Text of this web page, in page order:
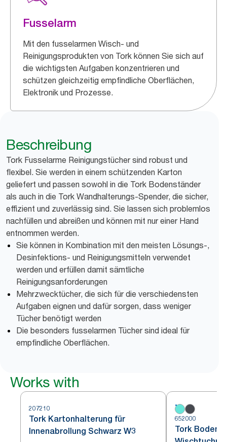
Fusselarm
Mit den fusselarmen Wisch- und
Reinigungsprodukten von Tork können Sie sich auf
die wichtigsten Aufgaben konzentrieren und
schützen gleichzeitig empfindliche Oberflächen,
Elektronik und Prozesse.
Beschreibung
Tork Fusselarme Reinigungstücher sind robust und
flexibel. Sie werden in einem schützenden Karton
geliefert und passen sowohl in die Tork Bodenständer
als auch in die Tork Wandhalterungs-Spender, die sicher,
effizient und zuverlässig sind. Sie lassen sich problemlos
nachfüllen und abreißen und können mit nur einer Hand
entnommen werden.
Sie können in Kombination mit den meisten Lösungs-,
Desinfektions- und Reinigungsmitteln verwendet
werden und erfüllen damit sämtliche
Reinigungsanforderungen
Mehrzwecktücher, die sich für die verschiedensten
Aufgaben eignen und dafür sorgen, dass weniger
Tücher benötigt werden
Die besonders fusselarmen Tücher sind ideal für
empfindliche Oberflächen.
Works with
207210
Tork Kartonhalterung für
Innenabrollung Schwarz W3
652000
Tork